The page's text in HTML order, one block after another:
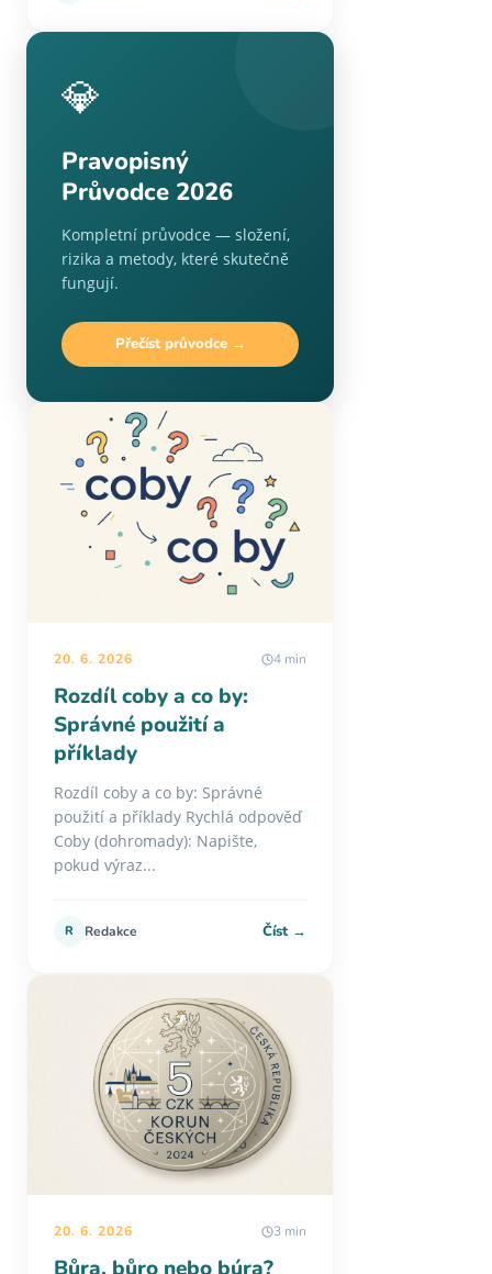
💎
Pravopisný
Průvodce 2026
Kompletní průvodce — složení,
rizika a metody, které skutečně
fungují.
Přečíst průvodce →
20. 6. 2026 4 min
Rozdíl coby a co by:
Správné použití a
příklady
Rozdíl coby a co by: Správné
použití a příklady Rychlá odpověď
Coby (dohromady): Napište,
pokud výraz...
R Redakce Číst →
20. 6. 2026 3 min